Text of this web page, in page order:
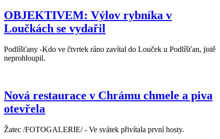
OBJEKTIVEM: Výlov rybníka v
Loučkách se vydařil
Podlíšťany -Kdo ve čtvrtek ráno zavítal do Louček u Podlíšťan, jistě
neprohloupil.
Nová restaurace v Chrámu chmele a piva
otevřela
Žatec /FOTOGALERIE/ - Ve svátek přivítala první hosty.